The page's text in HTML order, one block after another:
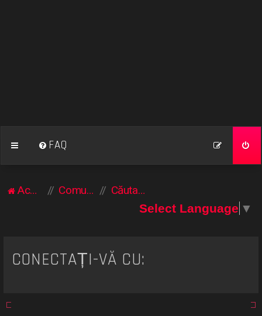
FAQ
Acasă Comunitate
Căutare
Select Language ▼
CONECTAȚI-VĂ CU: